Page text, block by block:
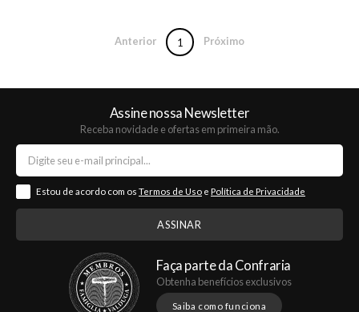
Anterior 1 Próximo
Assine nossa Newsletter
Receba novidade e ofertas em primeira mão.
Estou de acordo com os Termos de Uso e Política de Privacidade
Faça parte da Confraria
Obtenha benefícios exclusivos
Saiba como funciona